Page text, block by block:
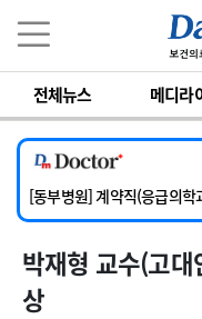
전체뉴스 메디라
[서울아산병원] 2026년 하반
[영남대학교의료원] 마취통
[충남대학교병원] 소아청소
[동부병원] 계약직(응급의학
[이대목동병원] 하반기 전공
[서울아산병원] 2026년 하
[영남대학교의료원] 마취통
박재형 교수(고
상